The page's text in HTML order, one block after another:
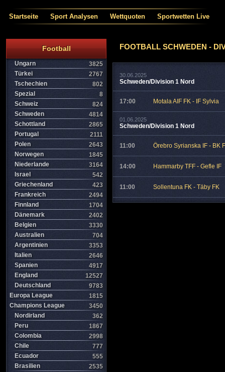
Startseite Sport Analysen Wettquoten Sportwetten Live
Football
Ungarn
3825
Türkei
2767
Tschechien
802
Spezial
8
Schweiz
824
Schweden
4814
Schottland
2865
Portugal
2111
Polen
2643
Norwegen
1845
Niederlande
3164
Israel
542
Griechenland
423
Frankreich
2494
Finnland
1704
Dänemark
2402
Belgien
3330
Australien
704
Argentinien
3353
Italien
2646
Spanien
4917
England
12527
Deutschland
9783
Europa League
1815
Champions League
3450
Nordirland
362
Peru
1867
Colombia
2998
Chile
777
Ecuador
555
Brasilien
2535
FOOTBALL SCHWEDEN -
30.06.2025
Schweden/Division 1 Nord
17:00 Motala AIF FK - IF Sylvia
01.06.2025
Schweden/Division 1 Nord
11:00 Örebro Syrianska IF - BK
14:00 Hammarby TFF - Gefle IF
11:00 Sollentuna FK - Täby FK